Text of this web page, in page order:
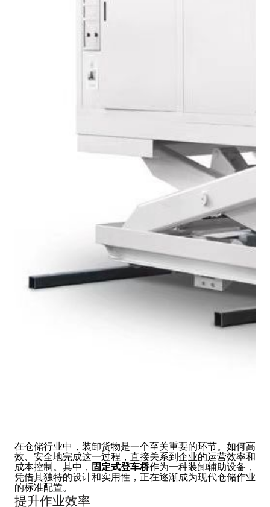
在仓储行业中，装卸货物是一个至关重要的环节。如何高
效、安全地完成这一过程，直接关系到企业的运营效率和
成本控制。其中， 固定式登车桥作为一种装卸辅助设备，
凭借其独特的设计和实用性，正在逐渐成为现代仓储作业
的标准配置。
提升作业效率